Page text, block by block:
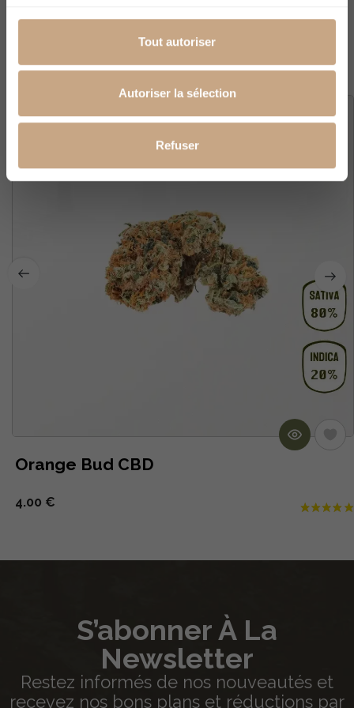
Tout autoriser
Autoriser la sélection
Refuser
Les autres clients ont commandé ces
Orange Bud CBD
4.00 €
Rupture De Stock
S’abonner À La
Newsletter
Restez informés de nos nouveautés et
recevez nos bons plans et réductions par